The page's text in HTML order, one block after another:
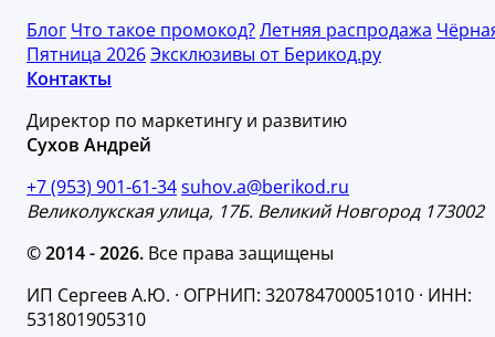
Блог Что такое промокод?Летняя распродажа
Пятница 2026Эксклюзивы от Берикод.ру
Контакты
Директор по маркетингу и развитию
Сухов Андрей
+7 (953) 901-61-34suhov.a@berikod.ru
Великолукская улица, 17Б. Великий Новгород 173002
© 2014 - 2026. Все права защищены
ИП Сергеев А.Ю. · ОГРНИП: 320784700051010 · ИНН:
531801905310